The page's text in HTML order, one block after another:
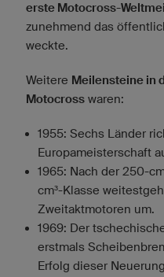
erste Motocross-
zunehmend das
weckte.
Weitere Meilensteine in
Motocross waren:
1955: Sechs Länder
Europameisterschaft
1965: Nach der 250-
cm³-Klasse
Zweitaktmotoren um.
1969: Der
erstmals
Erfolg dieser